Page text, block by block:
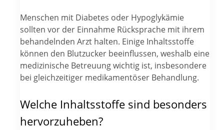
Menschen mit Diabetes oder Hypoglykämie
sollten vor der Einnahme Rücksprache mit ihrem
behandelnden Arzt halten. Einige Inhaltsstoffe
können den Blutzucker beeinflussen, weshalb eine
medizinische Betreuung wichtig ist, insbesondere
bei gleichzeitiger medikamentöser Behandlung.
Welche Inhaltsstoffe sind besonders
hervorzuheben?